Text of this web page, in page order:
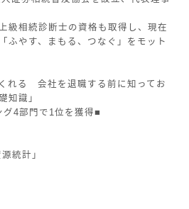
級相続診断士の資格も取得し、現在
ふやす、まもる、つなぐ」をモット
れる 会社を退職する前に知ってお
知識」
4部門で1位を獲得■
統計」